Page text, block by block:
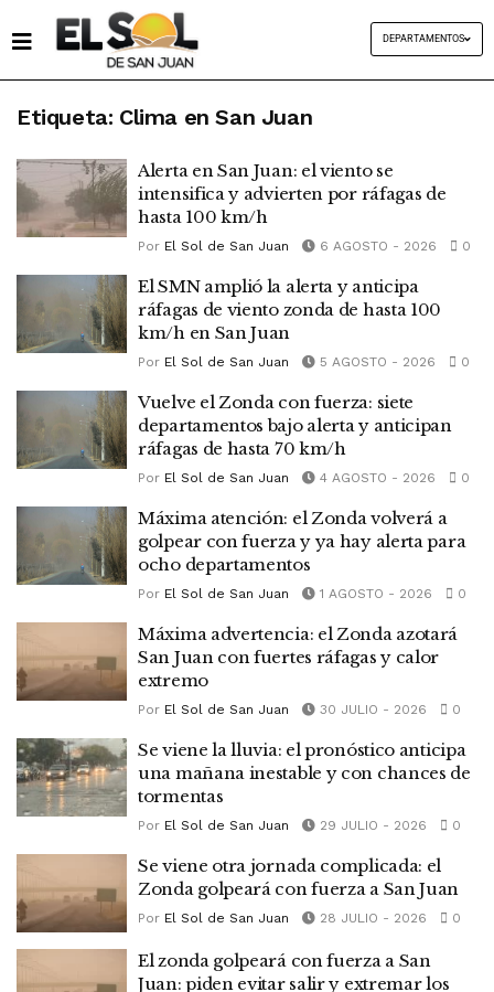
DEPARTAMENTOS
Etiqueta: Clima en San Juan
Alerta en San Juan: el viento se
intensifica y advierten por ráfagas de
hasta 100 km/h
Por El Sol de San Juan 6 AGOSTO - 2026 0
El SMN amplió la alerta y anticipa
ráfagas de viento zonda de hasta 100
km/h en San Juan
Por El Sol de San Juan 5 AGOSTO - 2026 0
Vuelve el Zonda con fuerza: siete
departamentos bajo alerta y anticipan
ráfagas de hasta 70 km/h
Por El Sol de San Juan 4 AGOSTO - 2026 0
Máxima atención: el Zonda volverá a
golpear con fuerza y ya hay alerta para
ocho departamentos
Por El Sol de San Juan 1 AGOSTO - 2026 0
Máxima advertencia: el Zonda azotará
San Juan con fuertes ráfagas y calor
extremo
Por El Sol de San Juan 30 JULIO - 2026 0
Se viene la lluvia: el pronóstico anticipa
una mañana inestable y con chances de
tormentas
Por El Sol de San Juan 29 JULIO - 2026 0
Se viene otra jornada complicada: el
Zonda golpeará con fuerza a San Juan
Por El Sol de San Juan 28 JULIO - 2026 0
El zonda golpeará con fuerza a San
Juan: piden evitar salir y extremar los